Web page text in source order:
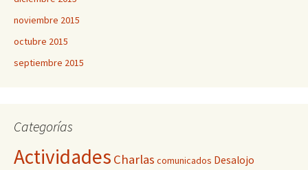
noviembre 2015
octubre 2015
septiembre 2015
Categorías
Actividades Charlas comunicados Desalojo